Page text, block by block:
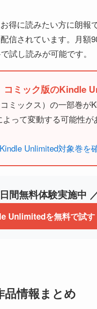
得に読みたい方に朗
信されています。月額
試し読みが可能です。
コミック版のKindle
ミックス）の一部巻が
って変動する可能性
Unlimited対象巻を
間無料体験実施中
Unlimitedを無料で試す
品情報まとめ